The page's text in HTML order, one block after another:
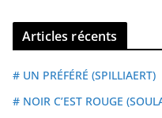
Articles récents
# UN PRÉFÉRÉ (SPILLIAERT)
# NOIR C’EST ROUGE